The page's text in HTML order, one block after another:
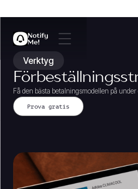
Verktyg
Få den bästa betalningsmodellen på
Prova gratis